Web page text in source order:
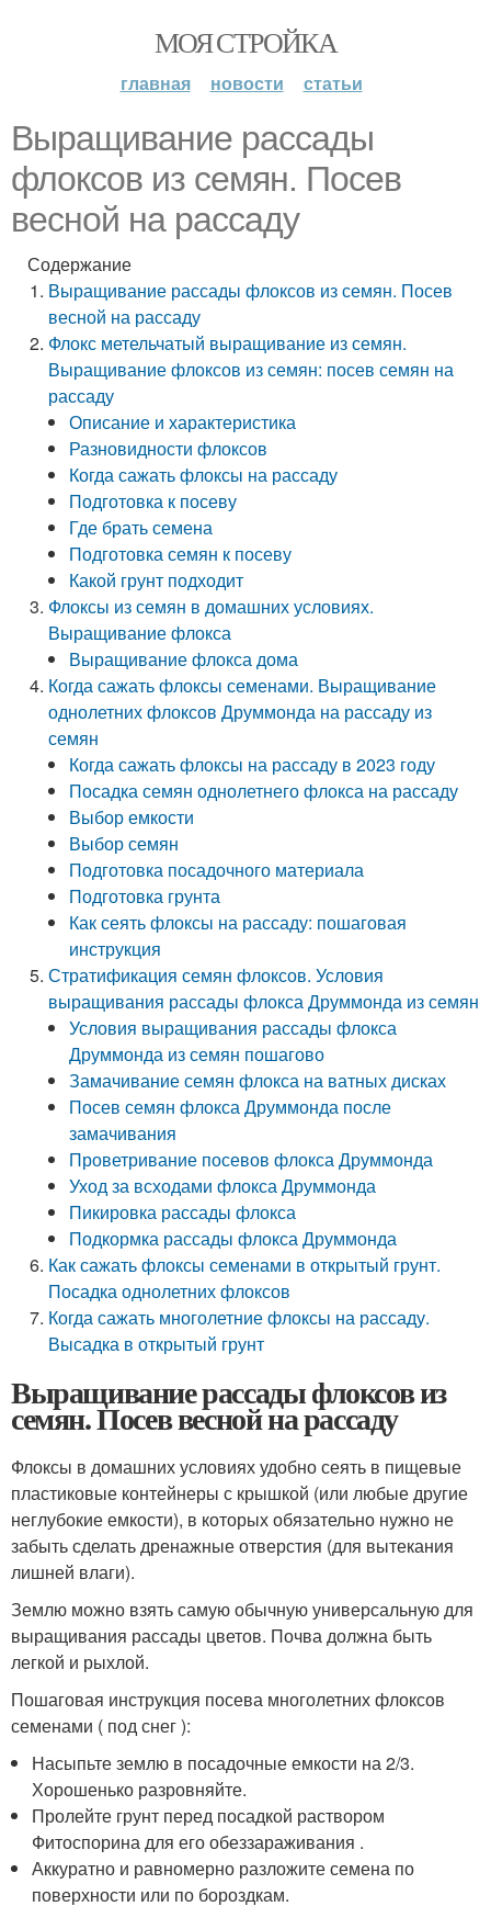
МОЯ СТРОЙКА
главная новости статьи
Выращивание рассады
флоксов из семян. Посев
весной на рассаду
Содержание
Выращивание рассады флоксов из семян. Посев
весной на рассаду
Флокс метельчатый выращивание из семян.
Выращивание флоксов из семян: посев семян на
рассаду
Описание и характеристика
Разновидности флоксов
Когда сажать флоксы на рассаду
Подготовка к посеву
Где брать семена
Подготовка семян к посеву
Какой грунт подходит
Флоксы из семян в домашних условиях.
Выращивание флокса
Выращивание флокса дома
Когда сажать флоксы семенами. Выращивание
однолетних флоксов Друммонда на рассаду из
семян
Когда сажать флоксы на рассаду в 2023 году
Посадка семян однолетнего флокса на рассаду
Выбор емкости
Выбор семян
Подготовка посадочного материала
Подготовка грунта
Как сеять флоксы на рассаду: пошаговая
инструкция
Стратификация семян флоксов. Условия
выращивания рассады флокса Друммонда из семян
Условия выращивания рассады флокса
Друммонда из семян пошагово
Замачивание семян флокса на ватных дисках
Посев семян флокса Друммонда после
замачивания
Проветривание посевов флокса Друммонда
Уход за всходами флокса Друммонда
Пикировка рассады флокса
Подкормка рассады флокса Друммонда
Как сажать флоксы семенами в открытый грунт.
Посадка однолетних флоксов
Когда сажать многолетние флоксы на рассаду.
Высадка в открытый грунт
Выращивание рассады флоксов из
семян. Посев весной на рассаду
Флоксы в домашних условиях удобно сеять в пищевые
пластиковые контейнеры с крышкой (или любые другие
неглубокие емкости), в которых обязательно нужно не
забыть сделать дренажные отверстия (для вытекания
лишней влаги).
Землю можно взять самую обычную универсальную для
выращивания рассады цветов. Почва должна быть
легкой и рыхлой.
Пошаговая инструкция посева многолетних флоксов
семенами ( под снег ):
Насыпьте землю в посадочные емкости на 2/3.
Хорошенько разровняйте.
Пролейте грунт перед посадкой раствором
Фитоспорина для его обеззараживания .
Аккуратно и равномерно разложите семена по
поверхности или по бороздкам.